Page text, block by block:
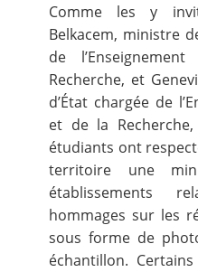
Comme les y
Belkacem, ministre
de
Recherche, et
d’État chargée de
et de la
étudiants ont
territoire une
établissements
hommages sur les
sous forme de
échantillon.